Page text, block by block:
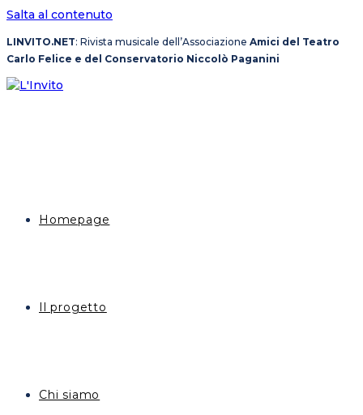
Salta al contenuto
LINVITO.NET: Rivista musicale dell’Associazione Amici del Teatro
Carlo Felice e del Conservatorio Niccolò Paganini
Homepage
Il progetto
Chi siamo